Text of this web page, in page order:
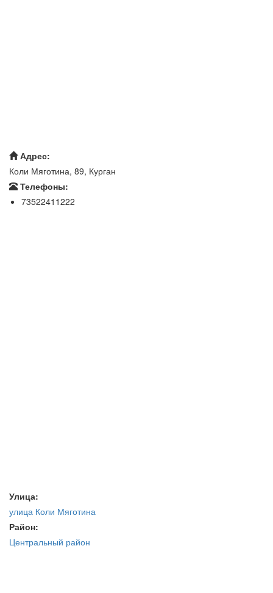
Адрес:
Коли Мяготина, 89, Курган
Телефоны:
73522411222
Улица:
улица Коли Мяготина
Район:
Центральный район